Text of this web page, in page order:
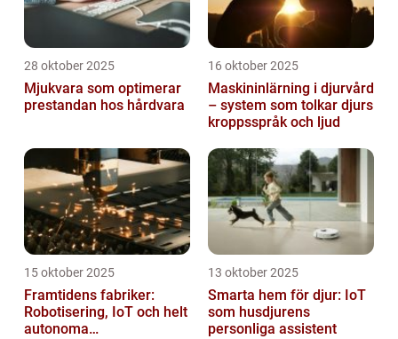
28 oktober 2025
Mjukvara som optimerar
prestandan hos hårdvara
16 oktober 2025
Maskininlärning i djurvård
– system som tolkar djurs
kroppsspråk och ljud
15 oktober 2025
Framtidens fabriker:
Robotisering, IoT och helt
autonoma
13 oktober 2025
Smarta hem för djur: IoT
som husdjurens
personliga assistent